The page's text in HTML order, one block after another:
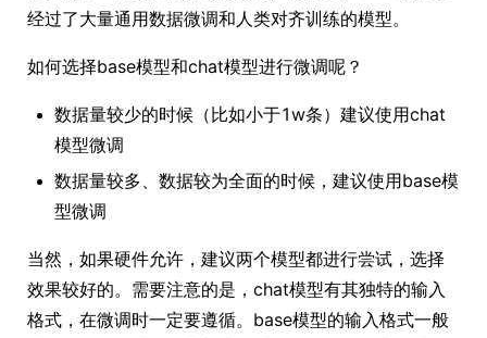
经过了大量通用数据微调和人类对齐训练的模型。
如何选择base模型和chat模型进行微调呢？
数据量较少的时候（比如小于1w条）建议使用chat
模型微调
数据量较多、数据较为全面的时候，建议使用base模
型微调
当然，如果硬件允许，建议两个模型都进行尝试，选择
效果较好的。需要注意的是，chat模型有其独特的输入
格式，在微调时一定要遵循。base模型的输入格式一般